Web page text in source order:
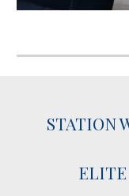
STATION
ELITE